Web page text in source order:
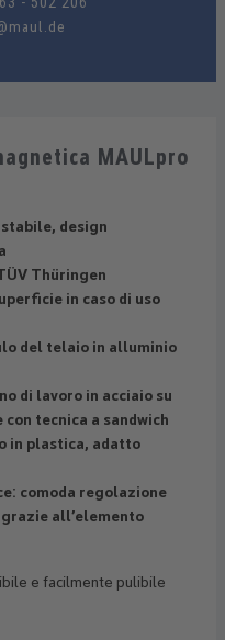
MAULpro
design
Thüringen
in caso di uso
del telaio in alluminio
di lavoro in acciaio su
tecnica a sandwich
in plastica, adatto
comoda regolazione
all’elemento
e facilmente pulibile